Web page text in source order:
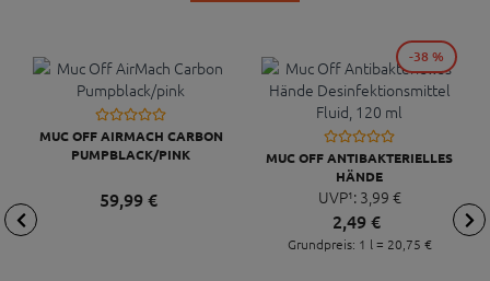
MUC OFF AIRMACH CARBON
PUMPBLACK/PINK
59,99 €
MUC OFF ANTIBAKTERIELLES
HÄNDE
DESINFEKTIONSMITTEL FLUID,
120 ML
UVP¹: 3,99 €
2,49€
-38 %
Grundpreis: 1 l = 20,75 €